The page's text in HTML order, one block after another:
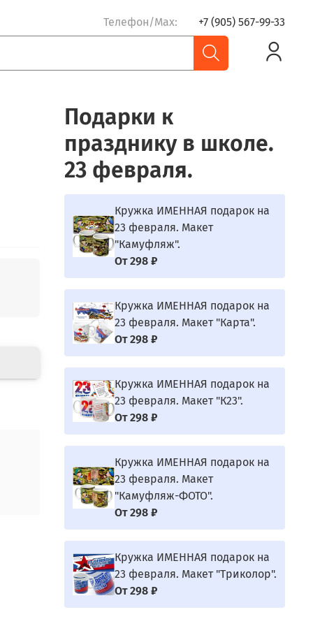
Телефон/Max: +7 (905) 567-99-33
Подарки к
празднику в школе.
23 февраля.
Кружка ИМЕННАЯ подарок на
23 февраля. Макет
"Камуфляж".
От 298 ₽
Кружка ИМЕННАЯ подарок на
23 февраля. Макет "Карта".
От 298 ₽
Кружка ИМЕННАЯ подарок на
23 февраля. Макет "К23".
От 298 ₽
Кружка ИМЕННАЯ подарок на
23 февраля. Макет
"Камуфляж-ФОТО".
От 298 ₽
Кружка ИМЕННАЯ подарок на
23 февраля. Макет "Триколор".
От 298 ₽